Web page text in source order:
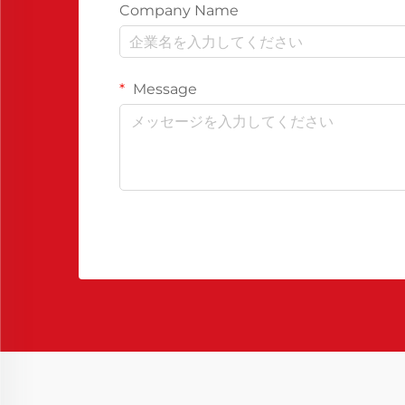
Company Name
Message